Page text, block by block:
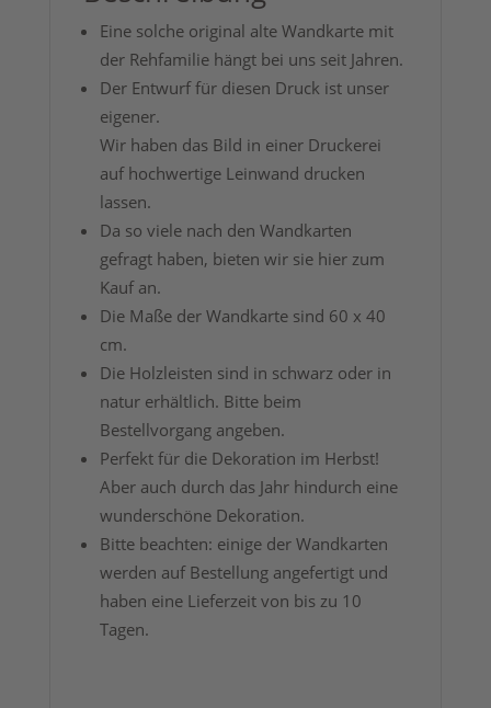
Eine solche original alte Wandkarte mit
der Rehfamilie hängt bei uns seit Jahren.
Der Entwurf für diesen Druck ist unser
eigener.
Wir haben das Bild in einer Druckerei
auf hochwertige Leinwand drucken
lassen.
Da so viele nach den Wandkarten
gefragt haben, bieten wir sie hier zum
Kauf an.
Die Maße der Wandkarte sind 60 x 40
cm.
Die Holzleisten sind in schwarz oder in
natur erhältlich. Bitte beim
Bestellvorgang angeben.
Perfekt für die Dekoration im Herbst!
Aber auch durch das Jahr hindurch eine
wunderschöne Dekoration.
Bitte beachten: einige der Wandkarten
werden auf Bestellung angefertigt und
haben eine Lieferzeit von bis zu 10
Tagen.